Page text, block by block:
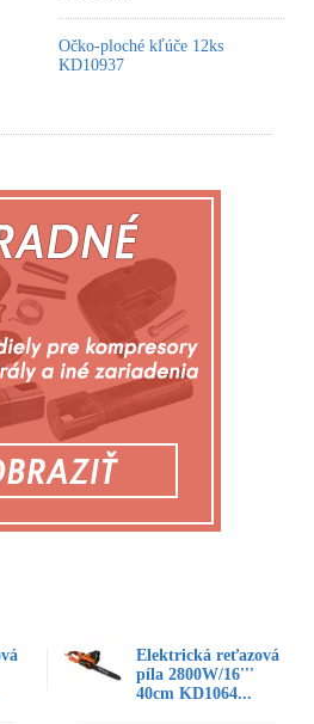
Elektrická reťazová
píla 2800W/16'''
40cm KD1064...
Očko-ploché kľúče 12ks
KD10937